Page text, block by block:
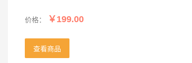
价格： ￥199.00
查看商品